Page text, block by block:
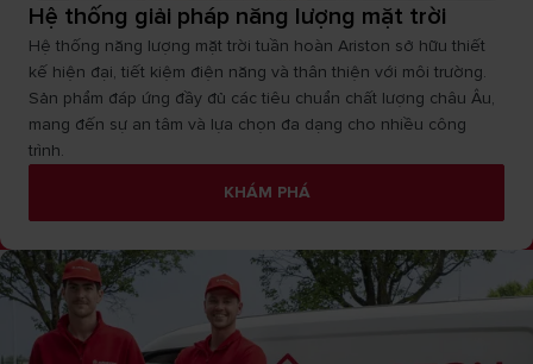
Hệ thống giải pháp năng lượng mặt trời
Hệ thống năng lượng mặt trời tuần hoàn Ariston sở hữu thiết
kế hiện đại, tiết kiệm điện năng và thân thiện với môi trường.
Sản phẩm đáp ứng đầy đủ các tiêu chuẩn chất lượng châu Âu,
mang đến sự an tâm và lựa chọn đa dạng cho nhiều công
trình.
KHÁM PHÁ